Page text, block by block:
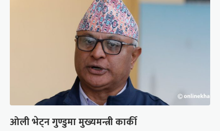
ओली भेट्न गुण्डुमा मुख्यमन्त्री कार्की